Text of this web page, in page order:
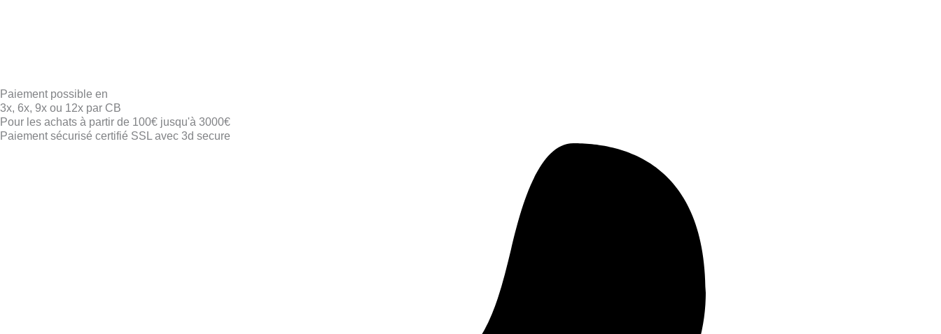
Paiement possible en
3x, 6x, 9x ou 12x par CB
Pour les achats à partir de 100€ jusqu'à 3000€
Paiement sécurisé certifié SSL avec 3d secure